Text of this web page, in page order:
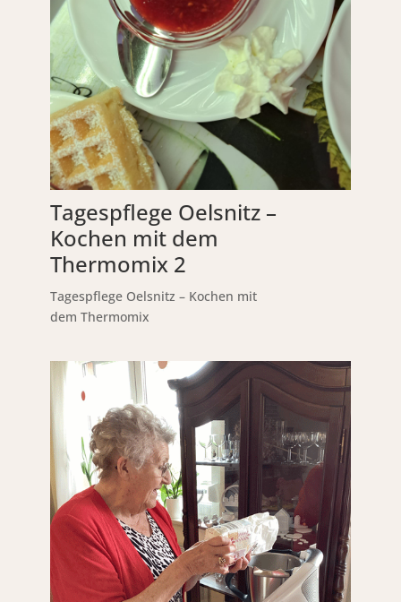
Tagespflege Oelsnitz –
Kochen mit dem
Thermomix 2
Tagespflege Oelsnitz – Kochen mit
dem Thermomix